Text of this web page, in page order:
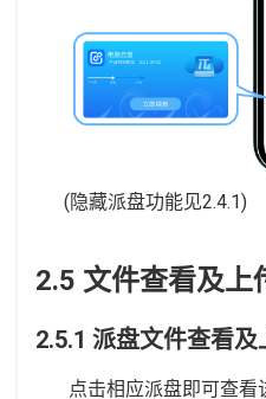
(隐藏派盘功能见2.4.1)
2.5 文件查看及上
2.5.1 派盘文件查看及
点击相应派盘即可查看